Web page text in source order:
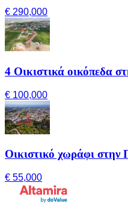
€ 290,000
4 Οικιστικά οικόπεδα
€ 100,000
Οικιστικό χωράφι στην
€ 55,000